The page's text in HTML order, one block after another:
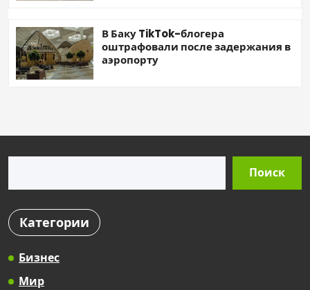
В Баку TikTok-блогера
оштрафовали после задержания в
аэропорту
Поиск
Категории
Бизнес
Мир